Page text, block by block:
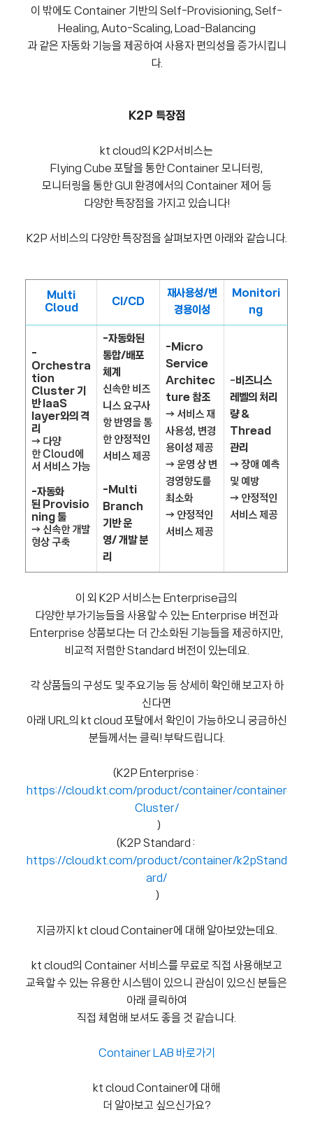
이 밖에도 Container 기반의 Self-Provisioning, Self-
Healing, Auto-Scaling, Load-Balancing
과 같은 자동화 기능을 제공하여 사용자 편의성을 증가시킵니
다.
K2P 특장점
kt cloud의 K2P서비스는
Flying Cube 포탈을 통한 Container 모니터링,
모니터링을 통한 GUI 환경에서의 Container 제어 등
다양한 특장점을 가지고 있습니다!
K2P 서비스의 다양한 특장점을 살펴보자면 아래와 같습니다.
Multi
Cloud
CI/CD
재사용성/변
경용이성
Monitori
ng
-
Orchestra
tion
Cluster 기
반 IaaS
Iayer와의 격
리
→ 다양
한 Cloud에
서 서비스 가능
-자동화
된 Provisio
ning 툴
→ 신속한 개발
형상 구축
-자동화된
통합/배포
체계
신속한 비즈
니스 요구사
항 반영을 통
한 안정적인
서비스 제공
-Multi
Branch
기반 운
영/ 개발 분
리
-Micro
Service
Architec
ture 참조
→ 서비스 재
사용성, 변경
용이성 제공
→ 운영 상 변
경영향도를
최소화
→ 안정적인
서비스 제공
-비즈니스
레벨의 처리
량 &
Thread
관리
→ 장애 예측
및 예방
→ 안정적인
서비스 제공
이 외 K2P 서비스는 Enterprise급의
다양한 부가기능들을 사용할 수 있는 Enterprise 버전과
Enterprise 상품보다는 더 간소화된 기능들을 제공하지만,
비교적 저렴한 Standard 버전이 있는데요.
각 상품들의 구성도 및 주요기능 등 상세히 확인해 보고자 하
신다면
아래 URL의 kt cloud 포탈에서 확인이 가능하오니 궁금하신
분들께서는 클릭! 부탁드립니다.
(K2P Enterprise :
https://cloud.kt.com/product/container/container
Cluster/
)
(K2P Standard :
https://cloud.kt.com/product/container/k2pStand
ard/
)
지금까지 kt cloud Container에 대해 알아보았는데요.
kt cloud의 Container 서비스를 무료로 직접 사용해보고
교육할 수 있는 유용한 시스템이 있으니 관심이 있으신 분들은
아래 클릭하여
직접 체험해 보셔도 좋을 것 같습니다.
Container LAB 바로가기
kt cloud Container에 대해
더 알아보고 싶으신가요?